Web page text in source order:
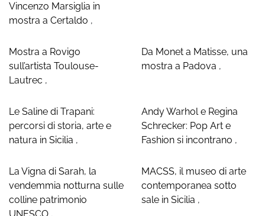
Vincenzo Marsiglia in
mostra a Certaldo ,
Mostra a Rovigo
sull’artista Toulouse-
Lautrec ,
Da Monet a Matisse, una
mostra a Padova ,
Le Saline di Trapani:
percorsi di storia, arte e
natura in Sicilia ,
Andy Warhol e Regina
Schrecker: Pop Art e
Fashion si incontrano ,
La Vigna di Sarah, la
vendemmia notturna sulle
colline patrimonio
MACSS, il museo di arte
contemporanea sotto
sale in Sicilia ,